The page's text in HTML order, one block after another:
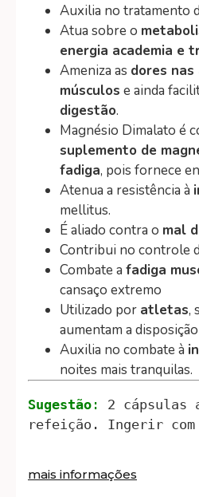
Auxilia no tratamento
Atua sobre o
energia academia e
Ameniza as dores
músculos e ainda
digestão.
Magnésio Dimalato é
suplemento de
fadiga, pois fornece
Atenua a resistência à
mellitus.
É aliado contra o mal
Contribui no controle
Combate a fadiga
cansaço extremo
Utilizado por atletas,
aumentam a
Auxilia no combate à
noites mais tranquilas.
Sugestão :
2 cápsulas
refeição. Ingerir
mais informações